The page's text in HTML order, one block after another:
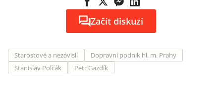
Začít diskuzi
Starostové a nezávislí
Dopravní podnik hl. m. Prahy
Stanislav Polčák
Petr Gazdík